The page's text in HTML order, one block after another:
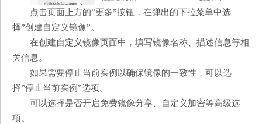
点击页面上方的”更多”按钮，在弹出的下拉菜单中选
择”创建自定义镜像”。
在创建自定义镜像页面中，填写镜像名称、描述信息等相
关信息。
如果需要停止当前实例以确保镜像的一致性，可以选
择”停止当前实例”选项。
可以选择是否开启免费镜像分享、自定义加密等高级选
项。